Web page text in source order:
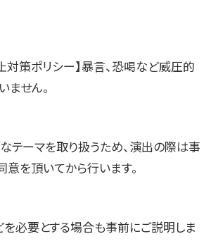
対策ポリシー】暴言、恐喝など威圧的
ません。
テーマを取り扱うため、演出の際は事
を頂いてから行います。
必要とする場合も事前にご説明しま